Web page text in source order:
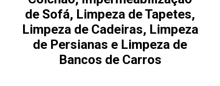
de Sofá, Limpeza de Tapetes,
Limpeza de Cadeiras, Limpeza
de Persianas e Limpeza de
Bancos de Carros